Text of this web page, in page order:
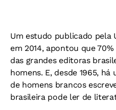
Um estudo publicado pela
em 2014, apontou que
das grandes editoras
homens. E, desde 1965,
de homens brancos
brasileira pode ler de